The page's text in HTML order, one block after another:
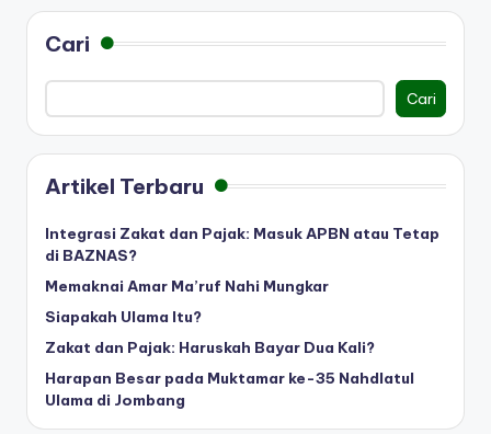
Cari
Cari
Artikel Terbaru
Integrasi Zakat dan Pajak: Masuk APBN atau Tetap
di BAZNAS?
Memaknai Amar Ma’ruf Nahi Mungkar
Siapakah Ulama Itu?
Zakat dan Pajak: Haruskah Bayar Dua Kali?
Harapan Besar pada Muktamar ke-35 Nahdlatul
Ulama di Jombang